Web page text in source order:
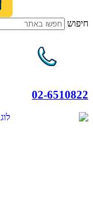
חיפוש
02-6510822